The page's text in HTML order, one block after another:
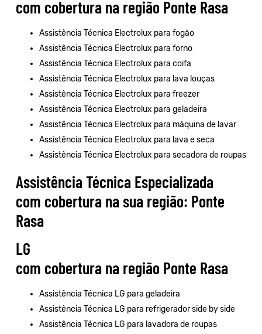
com cobertura na região Ponte Rasa
Assistência Técnica Electrolux para fogão
Assistência Técnica Electrolux para forno
Assistência Técnica Electrolux para coifa
Assistência Técnica Electrolux para lava louças
Assistência Técnica Electrolux para freezer
Assistência Técnica Electrolux para geladeira
Assistência Técnica Electrolux para máquina de lavar
Assistência Técnica Electrolux para lava e seca
Assistência Técnica Electrolux para secadora de roupas
Assistência Técnica Especializada
com cobertura na sua região: Ponte
Rasa
LG
com cobertura na região Ponte Rasa
Assistência Técnica LG para geladeira
Assistência Técnica LG para refrigerador side by side
Assistência Técnica LG para lavadora de roupas